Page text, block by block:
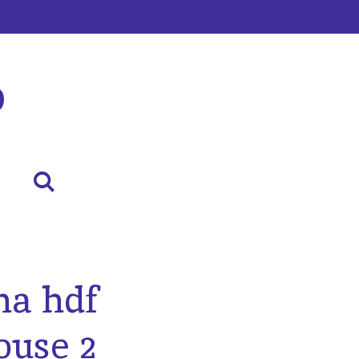
hdf
2